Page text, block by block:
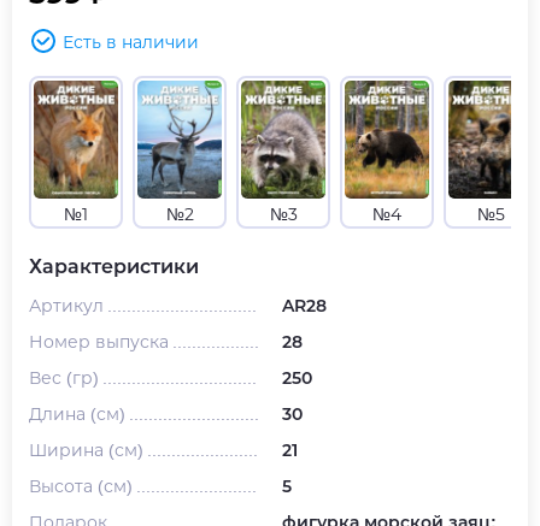
Есть в наличии
№1 №2 №3 №4 №5
Характеристики
Артикул
AR28
Номер выпуска
28
Вес (гр)
250
Длина (см)
30
Ширина (см)
21
Высота (см)
5